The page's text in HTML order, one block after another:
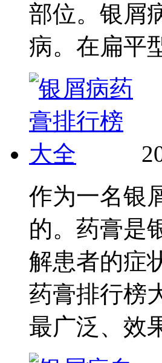
部位。银屑
病。在扁平
作为一名银
的。药膏是
解患者的症
药膏排行榜
最广泛、效